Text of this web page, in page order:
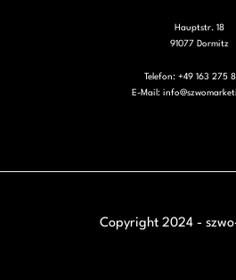
Hauptstr. 18
91077 Dormitz
Telefon: +49 163 275
E-Mail:
Copyright 2024 -